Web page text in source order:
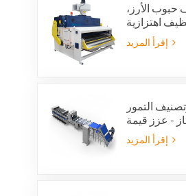
حبوب الأرز،
اهتزازية
اهتزازي،
اهتزازي
التمور
- عزز قيمة
التصدير